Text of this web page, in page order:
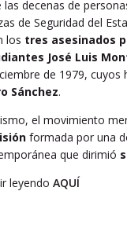
las decenas de
de Seguridad del
los tres asesinados
José Luis
de 1979, cuyos
Sánchez.
el movimiento
formada por una
que dirimió
leyendo AQUÍ